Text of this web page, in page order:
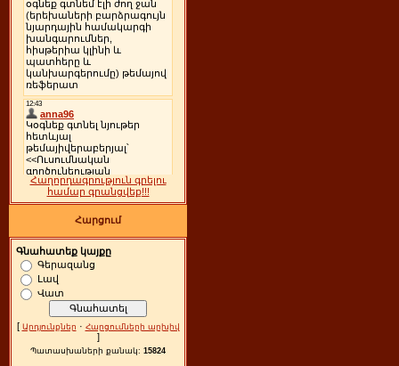
Հաղորդագրություն գրելու
համար գրանցվեք!!!
Հարցում
Գնահատեք կայքը
Գերազանց
Լավ
Վատ
[ Արդյունքներ · Հարցումների արխիվ
]
Պատասխաների քանակ: 15824